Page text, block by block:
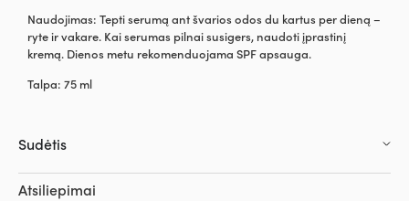
Naudojimas: Tepti serumą ant švarios odos du kartus per dieną –
ryte ir vakare. Kai serumas pilnai susigers, naudoti įprastinį
kremą. Dienos metu rekomenduojama SPF apsauga.
Talpa: 75 ml
Sudėtis
Atsiliepimai